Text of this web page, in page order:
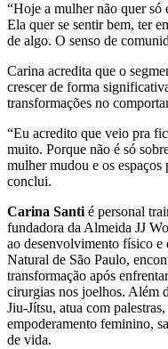
“Hoje a mulher não quer só
Ela quer se sentir bem, ter
de algo. O senso de
Carina acredita que o
crescer de forma
transformações no
“Eu acredito que veio pra
muito. Porque não é só
mulher mudou e os espaços
conclui.
Carina Santi é personal
fundadora da Almeida JJ
ao desenvolvimento físico e
Natural de São Paulo,
transformação após
cirurgias nos joelhos. Além
Jiu-Jítsu, atua com
empoderamento feminino,
de vida.